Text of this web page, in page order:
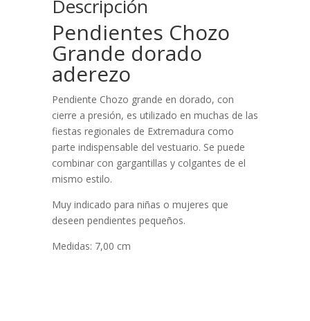
Descripción
Pendientes Chozo
Grande dorado
aderezo
Pendiente Chozo grande en dorado, con
cierre a presión, es utilizado en muchas de las
fiestas regionales de Extremadura como
parte indispensable del vestuario. Se puede
combinar con gargantillas y colgantes de el
mismo estilo.
Muy indicado para niñas o mujeres que
deseen pendientes pequeños.
Medidas: 7,00 cm